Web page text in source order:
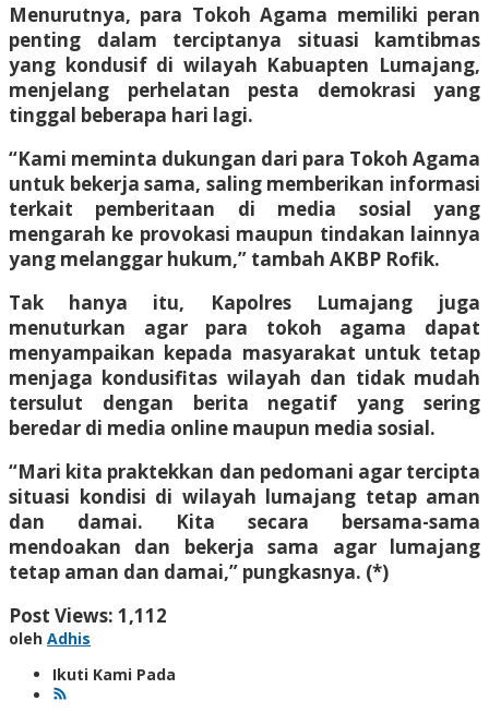
Menurutnya, para Tokoh Agama memiliki peran
penting dalam terciptanya situasi kamtibmas
yang kondusif di wilayah Kabuapten Lumajang,
menjelang perhelatan pesta demokrasi yang
tinggal beberapa hari lagi.
“Kami meminta dukungan dari para Tokoh Agama
untuk bekerja sama, saling memberikan informasi
terkait pemberitaan di media sosial yang
mengarah ke provokasi maupun tindakan lainnya
yang melanggar hukum,” tambah AKBP Rofik.
Tak hanya itu, Kapolres Lumajang juga
menuturkan agar para tokoh agama dapat
menyampaikan kepada masyarakat untuk tetap
menjaga kondusifitas wilayah dan tidak mudah
tersulut dengan berita negatif yang sering
beredar di media online maupun media sosial.
“Mari kita praktekkan dan pedomani agar tercipta
situasi kondisi di wilayah lumajang tetap aman
dan damai. Kita secara bersama-sama
mendoakan dan bekerja sama agar lumajang
tetap aman dan damai,” pungkasnya. (*)
Post Views: 1,112
oleh Adhis
Ikuti Kami Pada